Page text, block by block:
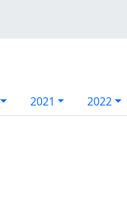
2021 2022